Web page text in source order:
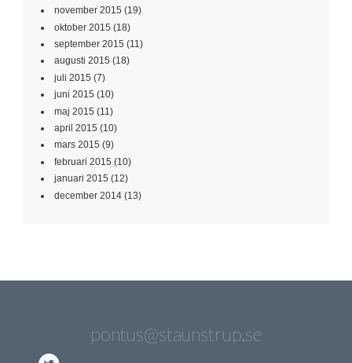
november 2015 (19)
oktober 2015 (18)
september 2015 (11)
augusti 2015 (18)
juli 2015 (7)
juni 2015 (10)
maj 2015 (11)
april 2015 (10)
mars 2015 (9)
februari 2015 (10)
januari 2015 (12)
december 2014 (13)
pontus@staunstrup.se